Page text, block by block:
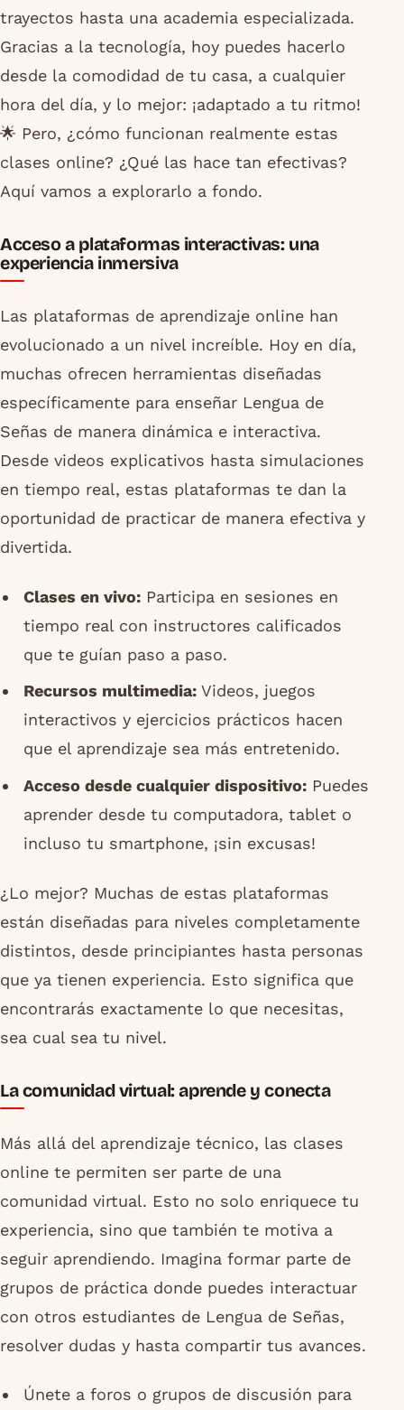
trayectos hasta una academia especializada.
Gracias a la tecnología, hoy puedes hacerlo
desde la comodidad de tu casa, a cualquier
hora del día, y lo mejor: ¡adaptado a tu ritmo!
🌟 Pero, ¿cómo funcionan realmente estas
clases online? ¿Qué las hace tan efectivas?
Aquí vamos a explorarlo a fondo.
Acceso a plataformas interactivas: una
experiencia inmersiva
Las plataformas de aprendizaje online han
evolucionado a un nivel increíble. Hoy en día,
muchas ofrecen herramientas diseñadas
específicamente para enseñar Lengua de
Señas de manera dinámica e interactiva.
Desde videos explicativos hasta simulaciones
en tiempo real, estas plataformas te dan la
oportunidad de practicar de manera efectiva y
divertida.
Clases en vivo:Participa en sesiones en
tiempo real con instructores calificados
que te guían paso a paso.
Recursos multimedia:Videos, juegos
interactivos y ejercicios prácticos hacen
que el aprendizaje sea más entretenido.
Acceso desde cualquier dispositivo:Puedes
aprender desde tu computadora, tablet o
incluso tu smartphone, ¡sin excusas!
¿Lo mejor? Muchas de estas plataformas
están diseñadas para niveles completamente
distintos, desde principiantes hasta personas
que ya tienen experiencia. Esto significa que
encontrarás exactamente lo que necesitas,
sea cual sea tu nivel.
La comunidad virtual: aprende y conecta
Más allá del aprendizaje técnico, las clases
online te permiten ser parte de una
comunidad virtual. Esto no solo enriquece tu
experiencia, sino que también te motiva a
seguir aprendiendo. Imagina formar parte de
grupos de práctica donde puedes interactuar
con otros estudiantes de Lengua de Señas,
resolver dudas y hasta compartir tus avances.
Únete a foros o grupos de discusión para